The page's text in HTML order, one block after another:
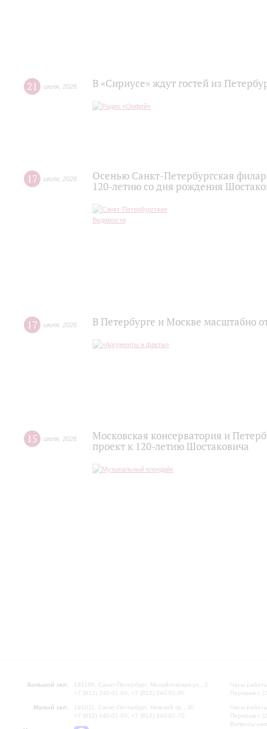
21 июля 2026 В «Сириусе» ждут гостей из
17 июля 2026
Осенью Санкт-Петербургская
120‑летию со дня рождения
17 июля 2026 В Петербурге и Москве масштабно
15 июля 2026
Московская консерватория и
проект к 120-летию Шостаковича
Большой зал:
191186, Санкт-Петербург, Михайловская ул., 2
+7 (812) 240-01-00, +7 (812) 240-01-80
Малый зал:
191011, Санкт-Петербург, Невский пр., 30
+7 (812) 240-01-00, +7 (812) 240-01-70
Часы
Перерыв с
Часы
Перерыв с
Вопросы